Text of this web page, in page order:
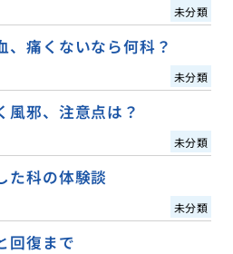
未分類
、痛くないなら何科？
未分類
風邪、注意点は？
未分類
た科の体験談
未分類
回復まで